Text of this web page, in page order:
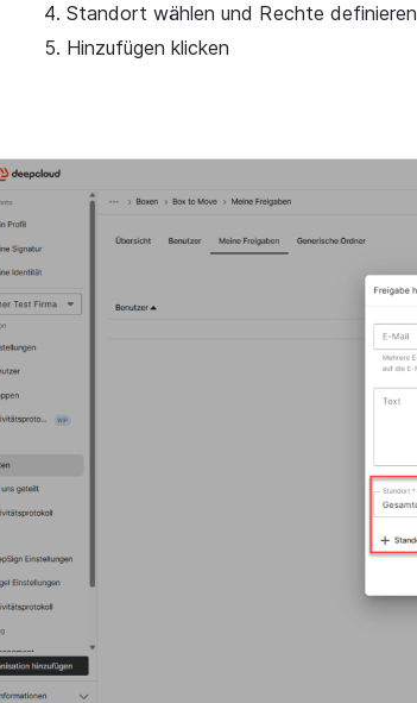
Standort wählen und Rechte definieren
Hinzufügen klicken